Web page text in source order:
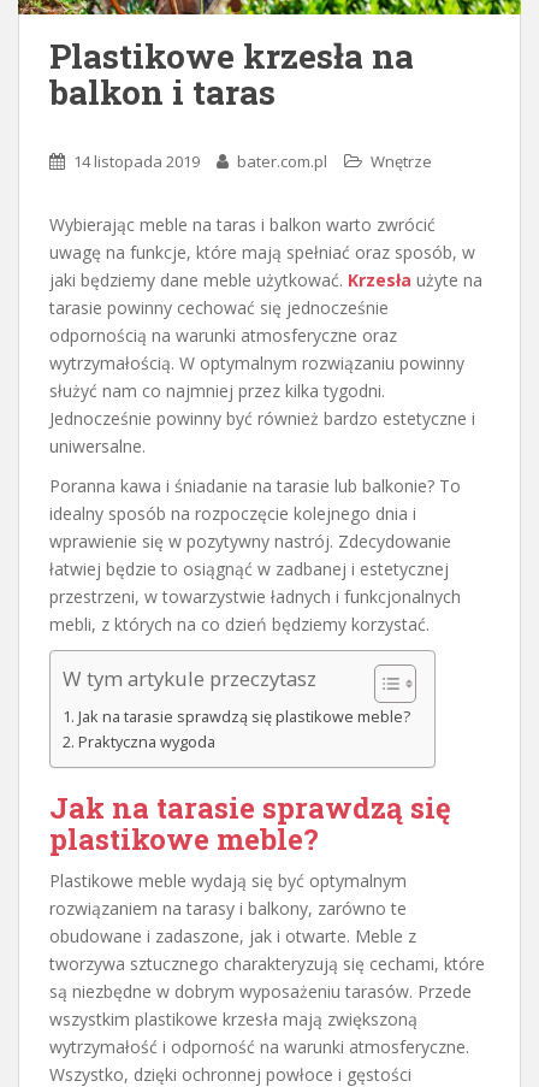
Plastikowe krzesła na
balkon i taras
14 listopada 2019 bater.com.pl Wnętrze
Wybierając meble na taras i balkon warto zwrócić
uwagę na funkcje, które mają spełniać oraz sposób, w
jaki będziemy dane meble użytkować. Krzesła użyte na
tarasie powinny cechować się jednocześnie
odpornością na warunki atmosferyczne oraz
wytrzymałością. W optymalnym rozwiązaniu powinny
służyć nam co najmniej przez kilka tygodni.
Jednocześnie powinny być również bardzo estetyczne i
uniwersalne.
Poranna kawa i śniadanie na tarasie lub balkonie? To
idealny sposób na rozpoczęcie kolejnego dnia i
wprawienie się w pozytywny nastrój. Zdecydowanie
łatwiej będzie to osiągnąć w zadbanej i estetycznej
przestrzeni, w towarzystwie ładnych i funkcjonalnych
mebli, z których na co dzień będziemy korzystać.
W tym artykule przeczytasz
Jak na tarasie sprawdzą się plastikowe meble?
Praktyczna wygoda
Jak na tarasie sprawdzą się
plastikowe meble?
Plastikowe meble wydają się być optymalnym
rozwiązaniem na tarasy i balkony, zarówno te
obudowane i zadaszone, jak i otwarte. Meble z
tworzywa sztucznego charakteryzują się cechami, które
są niezbędne w dobrym wyposażeniu tarasów. Przede
wszystkim plastikowe krzesła mają zwiększoną
wytrzymałość i odporność na warunki atmosferyczne.
Wszystko, dzięki ochronnej powłoce i gęstości